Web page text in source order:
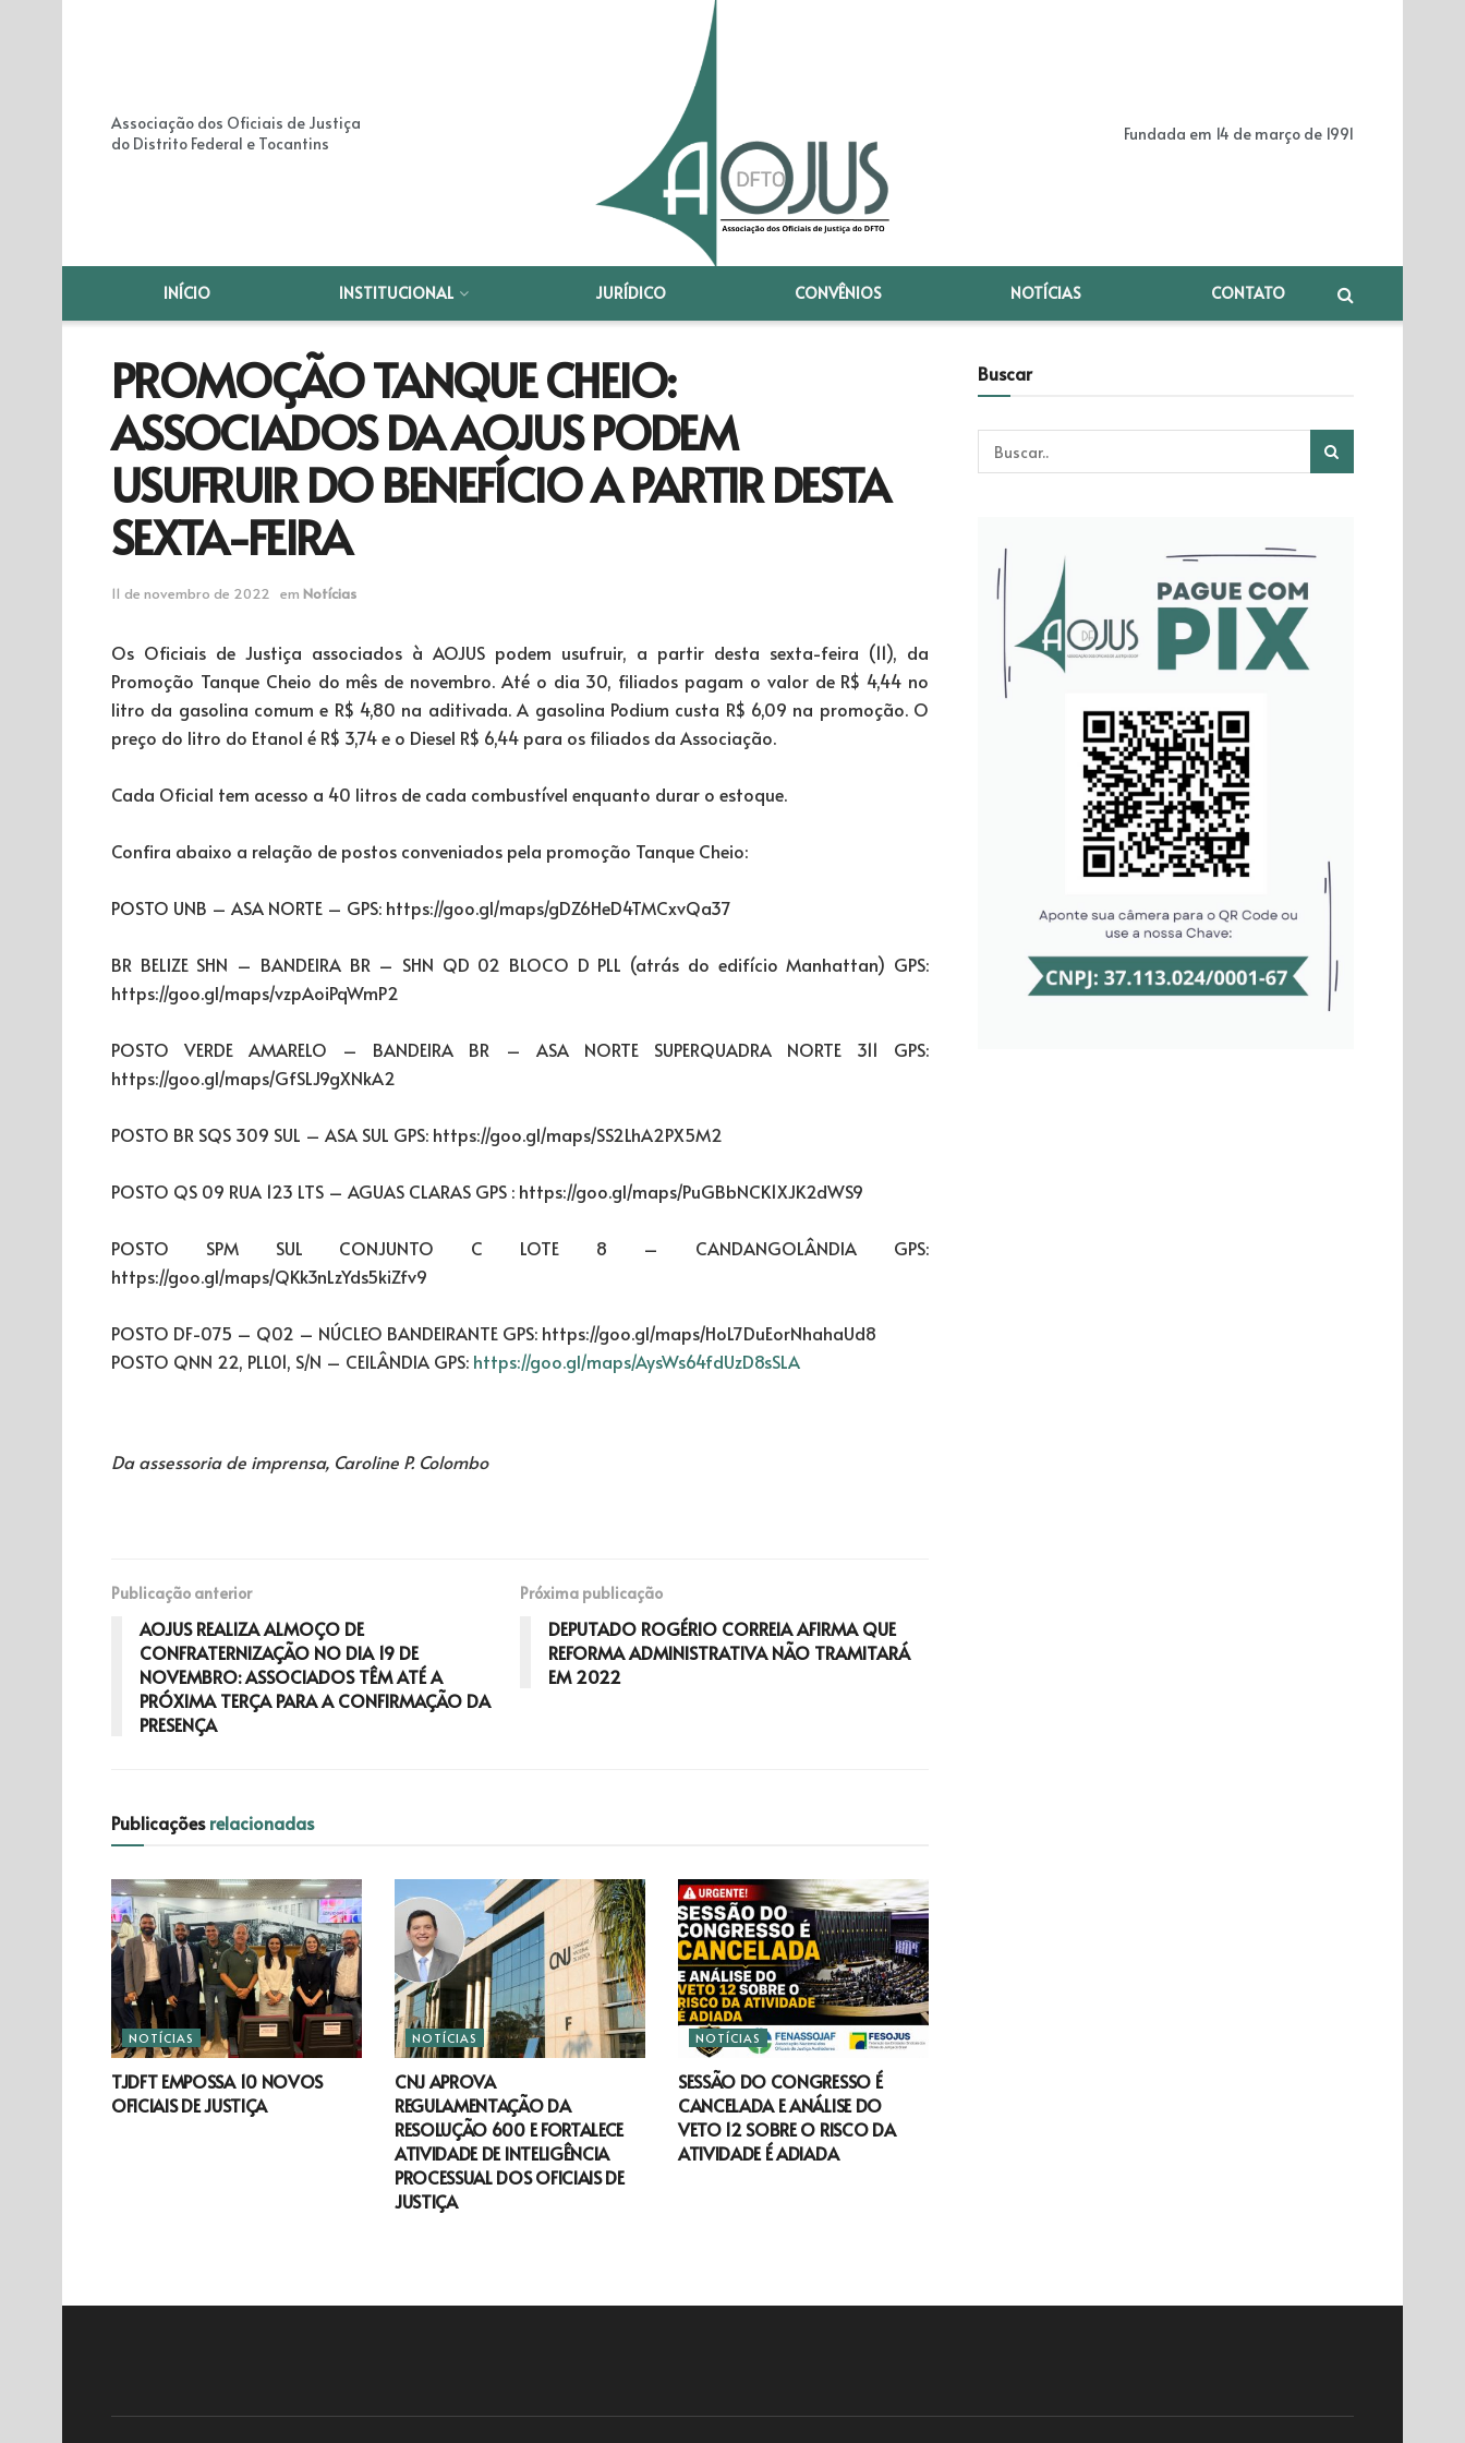
Associação dos Oficiais de Justiça
do Distrito Federal e Tocantins
Fundada em 14 de março de 1991
INÍCIO INSTITUCIONAL JURÍDICO CONVÊNIOS NOTÍCIAS CONTATO
PROMOÇÃO TANQUE CHEIO:
ASSOCIADOS DA AOJUS PODEM
USUFRUIR DO BENEFÍCIO A PARTIR DESTA
SEXTA-FEIRA
11 de novembro de 2022 em Notícias
Os Oficiais de Justiça associados à AOJUS podem usufruir, a partir desta sexta-feira (11), da
Promoção Tanque Cheio do mês de novembro. Até o dia 30, filiados pagam o valor de R$ 4,44 no
litro da gasolina comum e R$ 4,80 na aditivada. A gasolina Podium custa R$ 6,09 na promoção. O
preço do litro do Etanol é R$ 3,74 e o Diesel R$ 6,44 para os filiados da Associação.
Cada Oficial tem acesso a 40 litros de cada combustível enquanto durar o estoque.
Confira abaixo a relação de postos conveniados pela promoção Tanque Cheio:
POSTO UNB – ASA NORTE – GPS: https://goo.gl/maps/gDZ6HeD4TMCxvQa37
BR BELIZE SHN – BANDEIRA BR – SHN QD 02 BLOCO D PLL (atrás do edifício Manhattan) GPS:
https://goo.gl/maps/vzpAoiPqWmP2
POSTO VERDE AMARELO – BANDEIRA BR – ASA NORTE SUPERQUADRA NORTE 311 GPS:
https://goo.gl/maps/GfSLJ9gXNkA2
POSTO BR SQS 309 SUL – ASA SUL GPS: https://goo.gl/maps/SS2LhA2PX5M2
POSTO QS 09 RUA 123 LTS – AGUAS CLARAS GPS : https://goo.gl/maps/PuGBbNCK1XJK2dWS9
POSTO SPM SUL CONJUNTO C LOTE 8 – CANDANGOLÂNDIA GPS:
https://goo.gl/maps/QKk3nLzYds5kiZfv9
POSTO DF-075 – Q02 – NÚCLEO BANDEIRANTE GPS: https://goo.gl/maps/HoL7DuEorNhahaUd8
POSTO QNN 22, PLL01, S/N – CEILÂNDIA GPS: https://goo.gl/maps/AysWs64fdUzD8sSLA
Da assessoria de imprensa, Caroline P. Colombo
Publicação anterior
AOJUS REALIZA ALMOÇO DE
CONFRATERNIZAÇÃO NO DIA 19 DE
NOVEMBRO: ASSOCIADOS TÊM ATÉ A
PRÓXIMA TERÇA PARA A CONFIRMAÇÃO DA
PRESENÇA
Próxima publicação
DEPUTADO ROGÉRIO CORREIA AFIRMA QUE
REFORMA ADMINISTRATIVA NÃO TRAMITARÁ
EM 2022
Publicaçõesrelacionadas
NOTÍCIAS
TJDFT EMPOSSA 10 NOVOS
OFICIAIS DE JUSTIÇA
NOTÍCIAS
CNJ APROVA
REGULAMENTAÇÃO DA
RESOLUÇÃO 600 E FORTALECE
ATIVIDADE DE INTELIGÊNCIA
PROCESSUAL DOS OFICIAIS DE
JUSTIÇA
NOTÍCIAS
SESSÃO DO CONGRESSO É
CANCELADA E ANÁLISE DO
VETO 12 SOBRE O RISCO DA
ATIVIDADE É ADIADA
Buscar